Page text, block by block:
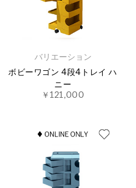
バリエーション
ボビーワゴン 4段4トレイ ハ
ニー
￥121,000